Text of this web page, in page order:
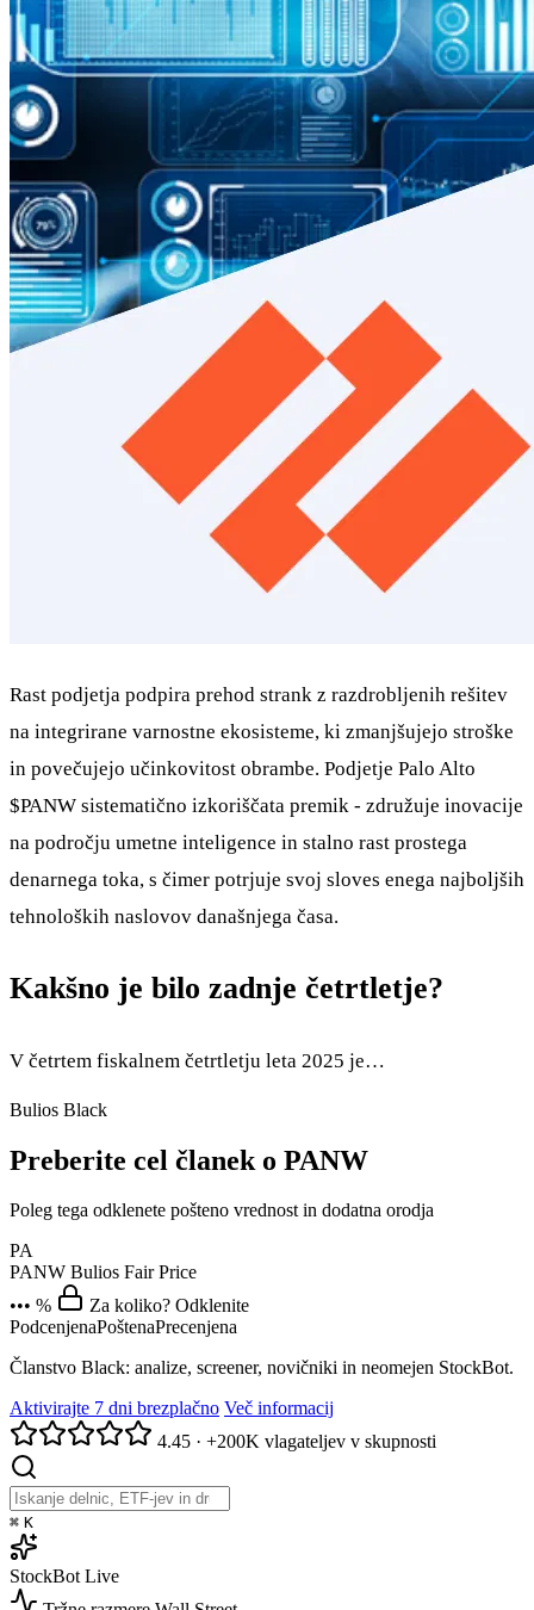
Rast podjetja podpira prehod strank z razdrobljenih rešitev
na integrirane varnostne ekosisteme, ki zmanjšujejo stroške
in povečujejo učinkovitost obrambe. Podjetje Palo Alto
$PANW sistematično izkoriščata premik - združuje inovacije
na področju umetne inteligence in stalno rast prostega
denarnega toka, s čimer potrjuje svoj sloves enega najboljših
tehnoloških naslovov današnjega časa.
Kakšno je bilo zadnje četrtletje?
V četrtem fiskalnem četrtletju leta 2025 je…
Bulios Black
Preberite cel članek o PANW
Poleg tega odklenete pošteno vrednost in dodatna orodja
PA
PANW Bulios Fair Price
••• %
Za koliko? Odklenite
PodcenjenaPoštenaPrecenjena
Članstvo Black: analize, screener, novičniki in neomejen StockBot.
Aktivirajte 7 dni brezplačno Več informacij
4.45 · +200K vlagateljev v skupnosti
⌘ K
StockBot Live